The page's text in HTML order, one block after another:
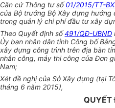
Căn cứ Thông tư số01/2015/TT-
của Bộ trưởng Bộ Xây dựng hướng
trong quản lý chi phí đầu tư xây
Theo Quyết định số491/QĐ-UBND
Ủy ban nhân dân tỉnh Công bố
xây dựng công trình trên địa bàn
nhân công, máy thi công của Đơn
Nam;
Xét đề nghị của Sở Xây dựng (tại
tháng 6 năm 2015),
QUYẾT